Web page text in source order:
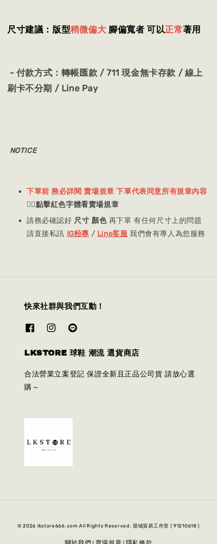
尺寸建議：版型稍微偏大 腳偏寬者 可以正常著用
- 付款方式：轉帳匯款 / 711 現金無卡存款 / 線上
刷卡不分期 / Line Pay
NOTICE
下單前 務必詳閱 賣場規章 下單代表同意所有規章內容
👈🏻點擊紅色字體看賣場規章
請務必確認好 尺寸 顏色再下單 有任何尺寸上的問題
請直接私訊 IG粉專 / Line客服 我們會有專人為您服務
快來社群與我們互動！
LKSTORE 球鞋 潮流 選貨商店
合法營業立案登記 保證全新且正品公司貨 請放心選
購～
© 2026 lkstore666.com All Rights Reserved. 朋城貿易工作室 ( 91210618 )